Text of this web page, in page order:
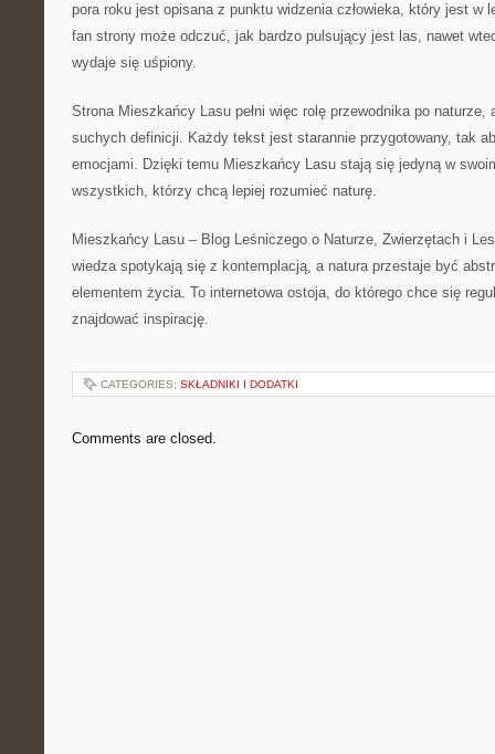
pora roku jest opisana z punktu widzenia człowieka, który jest w
fan strony może odczuć, jak bardzo pulsujący jest las, nawet
wydaje się uśpiony.
Strona Mieszkańcy Lasu pełni więc rolę przewodnika po naturze,
suchych definicji. Każdy tekst jest starannie przygotowany, tak
emocjami. Dzięki temu Mieszkańcy Lasu stają się jedyną w
wszystkich, którzy chcą lepiej rozumieć naturę.
Mieszkańcy Lasu – Blog Leśniczego o Naturze, Zwierzętach i
wiedza spotykają się z kontemplacją, a natura przestaje być
elementem życia. To internetowa ostoja, do którego chce się
znajdować inspirację.
CATEGORIES: SKŁADNIKI I DODATKI
Comments are closed.